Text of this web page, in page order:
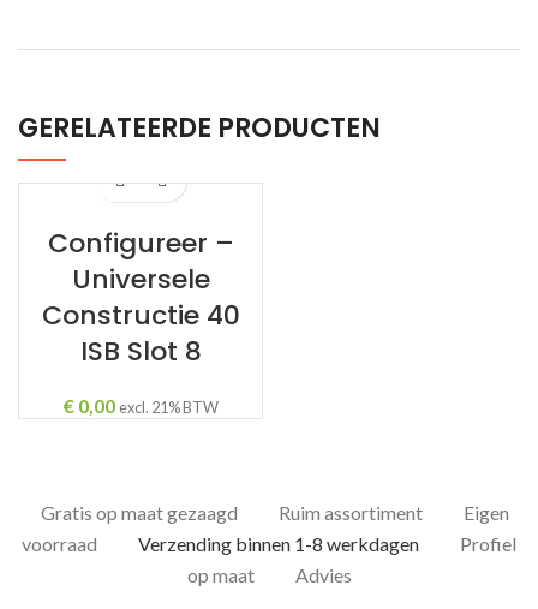
GERELATEERDE PRODUCTEN
Configureer –
Universele
Constructie 40
ISB Slot 8
€0,00 excl. 21% BTW
Gratis op maat gezaagd Ruim assortiment
Eigen
voorraad
Verzending binnen 1-8 werkdagen
Profiel
op maat
Advies